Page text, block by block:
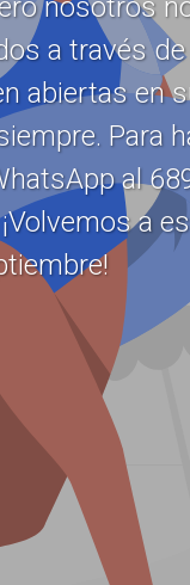
a través de
abiertas en
Para
al
a